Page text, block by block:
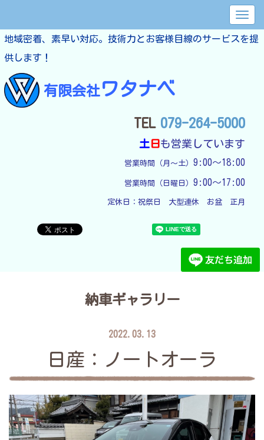
地域密着、素早い対応。技術力とお客様目線のサービスを提
供します！
有限会社ワタナベ
TEL 079-264-5000
土日も営業しています
営業時間（月～土） 9:00～18:00
営業時間（日曜日） 9:00～17:00
定休日： 祝祭日　大型連休　お盆　正月
納車ギャラリー
2022.03.13
日産：ノートオーラ